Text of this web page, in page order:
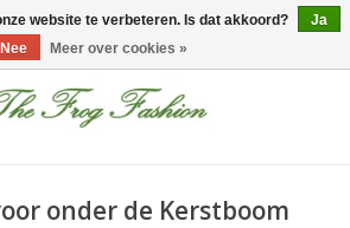
0 Artikelen - €0,00
onder de Kerstboom
website te verbeteren. Is dat akkoord?
Ja
Nee
Meer over cookies »